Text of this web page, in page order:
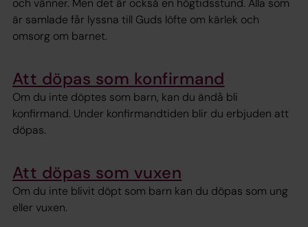
är samlade får lyssna till Guds löfte om kärlek och
omsorg om barnet.
Att döpas som konfirmand
Om du inte döptes som barn, kan du ändå bli
konfirmand. Under konfirmandtiden blir du erbjuden att
döpas.
Att döpas som vuxen
Om du inte blivit döpt som barn kan du döpas som ung
eller vuxen.